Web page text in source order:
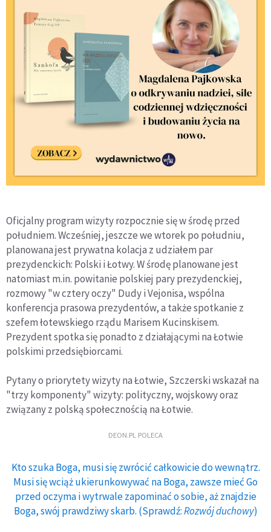
Oficjalny program wizyty rozpocznie się w środę przed
południem. Wcześniej, jeszcze we wtorek po południu,
planowana jest prywatna kolacja z udziałem par
prezydenckich: Polski i Łotwy. W środę planowane jest
natomiast m.in. powitanie polskiej pary prezydenckiej,
rozmowy "w cztery oczy" Dudy i Vejonisa, wspólna
konferencja prasowa prezydentów, a także spotkanie z
szefem łotewskiego rządu Marisem Kucinskisem.
Prezydent spotka się ponadto z działającymi na Łotwie
polskimi przedsiębiorcami.
Pytany o priorytety wizyty na Łotwie, Szczerski wskazał na
"trzy komponenty" wizyty: polityczny, wojskowy oraz
związany z polską społecznością na Łotwie.
DEON.PL POLECA
Kto szuka Boga, musi się zwrócić całkowicie do wewnątrz.
Musi się wciąż ukierunkowywać na Boga, zawsze mieć Go
przed oczyma i wytrwale zapominać o sobie, aż znajdzie
Boga, swój prawdziwy skarb. (Sprawdź:Rozwój duchowy)